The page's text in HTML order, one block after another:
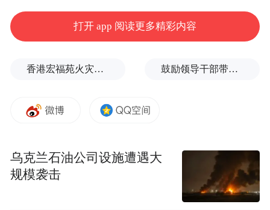
12日17时武汉东湖附近
省天气晴热，恩施、荆州、武汉、鄂州、黄
镇最高气温超过37℃，其中171个乡镇超过
40℃。
打开 app 阅读更多精彩内容
香港宏福苑火灾跨部门调查最终报告：大火或由烟头引起 鼓励领导干部带头休假之后又撤回文件，到底什么意思嘛？
乌克兰石油公司设施遭遇大
规模袭击